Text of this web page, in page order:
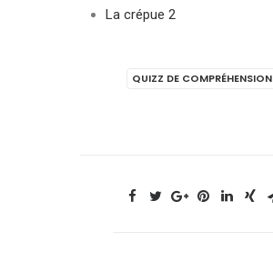
La crépue 2
QUIZZ DE COMPRÉHENSION